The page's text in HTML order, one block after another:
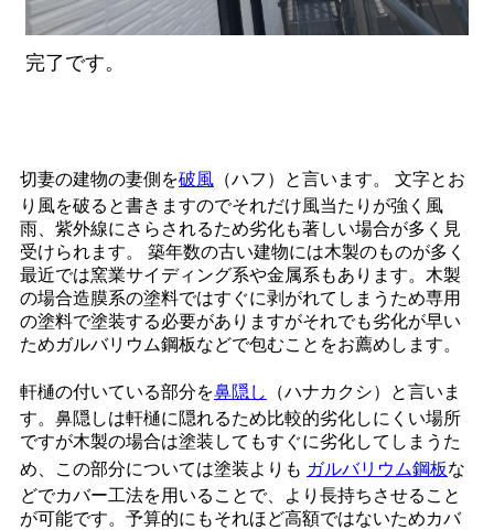
完了です。
切妻の建物の妻側を破風（ハフ）と言います。 文字とお
り風を破ると書きますのでそれだけ風当たりが強く風
雨、紫外線にさらされるため劣化も著しい場合が多く見
受けられます。 築年数の古い建物には木製のものが多く
最近では窯業サイディング系や金属系もあります。木製
の場合造膜系の塗料ではすぐに剥がれてしまうため専用
の塗料で塗装する必要がありますがそれでも劣化が早い
ためガルバリウム鋼板などで包むことをお薦めします。
軒樋の付いている部分を鼻隠し
（ハナカクシ）と言いま
す。鼻隠しは軒樋に隠れるため比較的劣化しにくい場所
ですが木製の場合は塗装してもすぐに劣化してしまうた
め、この部分については塗装よりも ガルバリウム鋼板な
どでカバー工法を用いることで、より長持ちさせること
が可能です。予算的にもそれほど高額ではないためカバ